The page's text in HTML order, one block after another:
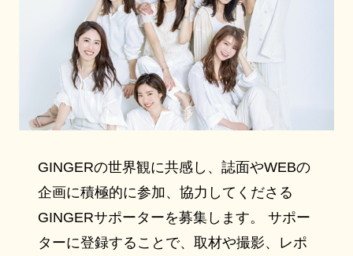
GINGERの世界観に共感し、誌面やWEBの
企画に積極的に参加、協力してくださる
GINGERサポーターを募集します。 サポー
ターに登録することで、取材や撮影、レポ